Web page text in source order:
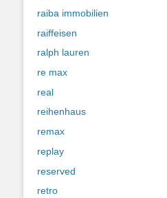
raiba immobilien
raiffeisen
ralph lauren
re max
real
reihenhaus
remax
replay
reserved
retro